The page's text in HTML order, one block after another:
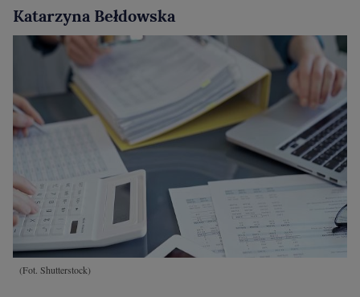
Katarzyna Bełdowska
(Fot. Shutterstock)